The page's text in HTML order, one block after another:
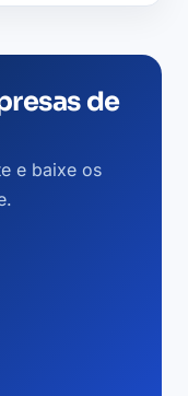
de
e baixe os